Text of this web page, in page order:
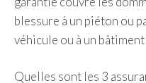
blessure à un piéton ou
véhicule ou à un
Quelles sont les 3